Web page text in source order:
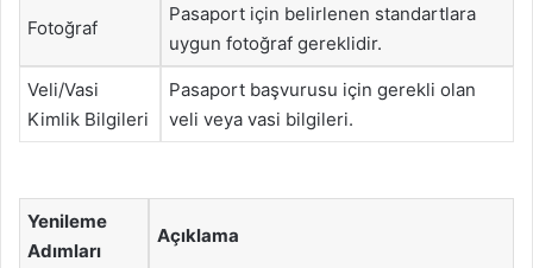
Fotoğraf
Pasaport için belirlenen standartlara
uygun fotoğraf gereklidir.
Veli/Vasi
Kimlik Bilgileri
Pasaport başvurusu için gerekli olan
veli veya vasi bilgileri.
Yenileme
Adımları
Açıklama